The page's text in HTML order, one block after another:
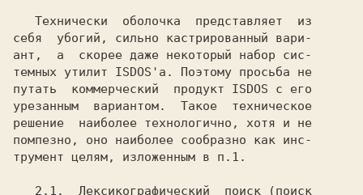
себя  убогий, сильно кастрированный вари-
ант,  а  скорее даже некоторый набор сис-
темных утилит ISDOS'a. Поэтому просьба не
путать  коммерческий  продукт ISDOS с его
урезанным  вариантом.  Такое  техническое
решение  наиболее технологично, хотя и не
помпезно, оно наиболее сообразно как инс-
трумент целям, изложенным в п.1.